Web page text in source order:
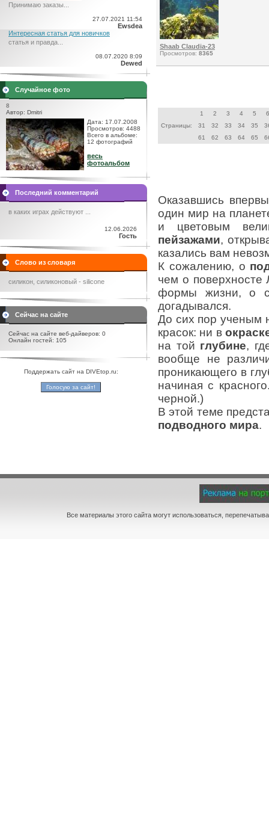
Принимаю заказы...
27.07.2021 11:54
Ewsdea
Интересная статья для новичков
статья и правда...
08.07.2020 8:09
Dewed
Случайное фото
8
Автор: Dmitri
Дата: 17.07.2008
Просмотров: 4488
Всего в альбоме:
12 фотографий
весь
фотоальбом
Последний комментарий
в каких играх действуют ...
12.06.2026
Гость
Слово из словаря
силикон, силиконовый - siliсоnе
Сейчас на сайте
Сейчас на сайте веб-дайверов: 0
Онлайн гостей: 105
Поддержать сайт на DIVEtop.ru:
Shaab Claudia-23
Просмотров: 8365
Страницы:
1 2 3 4 5
6
31
32 33 34 35
61
62 63 64 65
Оказавшись
один мир на
и цветовым
пейзажами,
казались вам
К сожалению, о
чем о
формы жизни, о
догадывался.
До сих пор ученым
красок: ни в
на той глубине,
вообще не
проникающего в
начиная с
черной.)
В этой теме
подводного мира.
Все материалы этого сайта могут использоваться,